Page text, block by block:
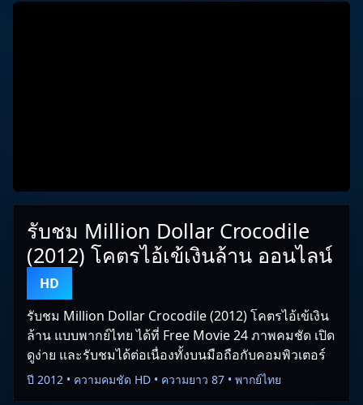
รับชม Million Dollar Crocodile
(2012) โคตรไอ้เข้เงินล้าน ออนไลน์
HD
รับชม Million Dollar Crocodile (2012) โคตรไอ้เข้เงิน
ล้าน แบบพากย์ไทย ได้ที่ Free Movie 24 ภาพคมชัด เปิด
ดูง่าย และรับชมได้ต่อเนื่องทั้งบนมือถือกับคอมพิวเตอร์
ปี 2012 • ความคมชัด HD • ความยาว 87 • พากย์ไทย